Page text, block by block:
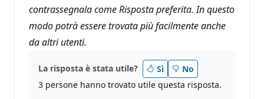
contrassegnala come Risposta preferita. In questo
modo potrà essere trovata più facilmente anche
da altri utenti.
La risposta è stata utile? Sì
No
3 persone hanno trovato utile questa risposta.